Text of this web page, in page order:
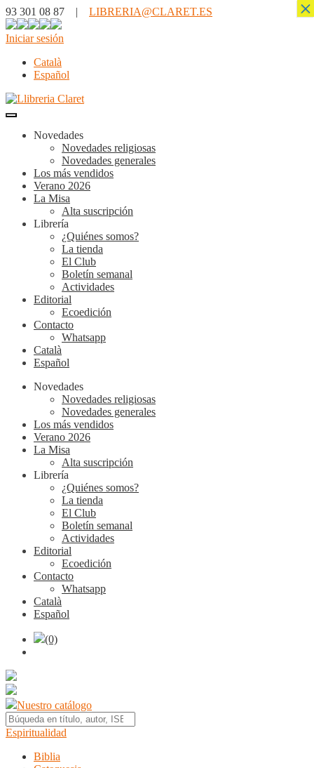
93 301 08 87 | LIBRERIA@CLARET.ES
Iniciar sesión
Català
Español
Novedades
Novedades religiosas
Novedades generales
Los más vendidos
Verano 2026
La Misa
Alta suscripción
Librería
¿Quiénes somos?
La tienda
El Club
Boletín semanal
Actividades
Editorial
Ecoedición
Contacto
Whatsapp
Català
Español
Novedades
Novedades religiosas
Novedades generales
Los más vendidos
Verano 2026
La Misa
Alta suscripción
Librería
¿Quiénes somos?
La tienda
El Club
Boletín semanal
Actividades
Editorial
Ecoedición
Contacto
Whatsapp
Català
Español
(0)
Nuestro catálogo
Espiritualidad
Biblia
×